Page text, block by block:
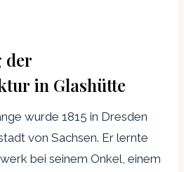
der
in Glashütte
wurde 1815 in Dresden
von Sachsen. Er lernte
bei seinem Onkel, einem